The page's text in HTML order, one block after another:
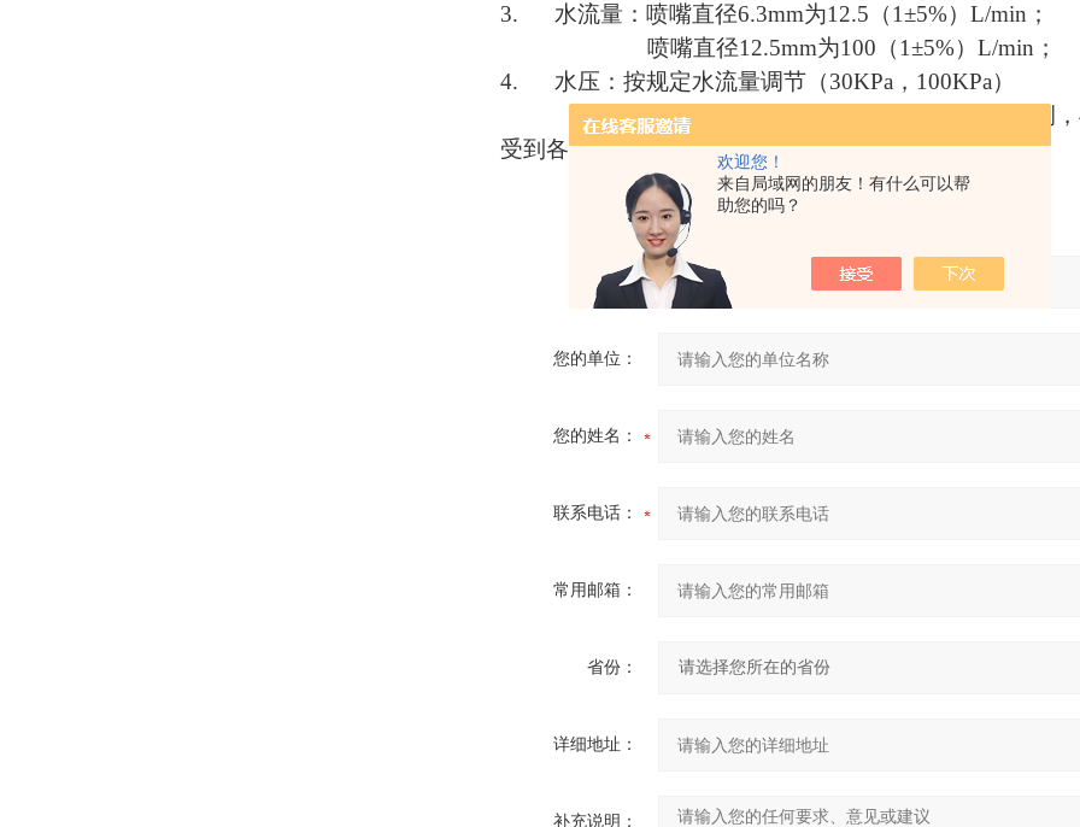
欢迎您！
来自局域网的朋友！有什么可以帮
助您的吗？
3.
水流量：喷嘴直径6.3mm为12.5（1±5%）L/min ；
喷嘴直径12.5mm为100（1±5%）L/min ；
4.
水压：按规定水流量调节 （30KPa ， 100KPa）
选用SUS304
固定在立柱两侧
受到各种冲水或猛烈海浪影响的产品。
产品：
您的单位：
您的姓名：
联系电话：
常用邮箱：
省份：
详细地址：
补充说明：